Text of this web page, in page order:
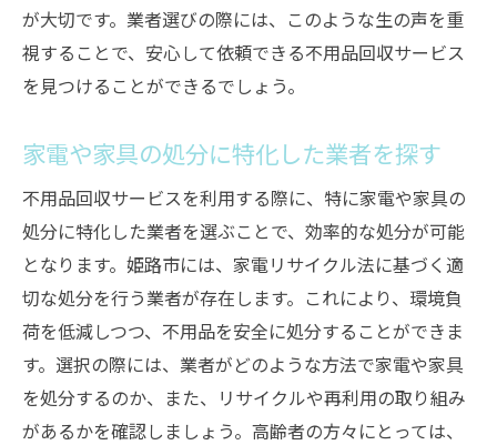
心理的負担を軽減するための心遣い
プロのアドバイスを受けることで得られる
安心感
姫路市で安心して依頼できる不用品回収業者の
見つけ方
信頼できる地元業者の探し方
口コミや評判を基にした選択のポイント
サービス内容と料金プランの確認方法
長年の実績を誇る業者の選び方
保証制度が充実した業者を選ぶメリット
直接問い合わせて確認するべき重要事項
が大切です。業者選びの際には、このような生の声を重
視することで、安心して依頼できる不用品回収サービス
を見つけることができるでしょう。
家電や家具の処分に特化した業者を探す
不用品回収サービスを利用する際に、特に家電や家具の
処分に特化した業者を選ぶことで、効率的な処分が可能
となります。姫路市には、家電リサイクル法に基づく適
切な処分を行う業者が存在します。これにより、環境負
荷を低減しつつ、不用品を安全に処分することができま
す。選択の際には、業者がどのような方法で家電や家具
を処分するのか、また、リサイクルや再利用の取り組み
があるかを確認しましょう。高齢者の方々にとっては、